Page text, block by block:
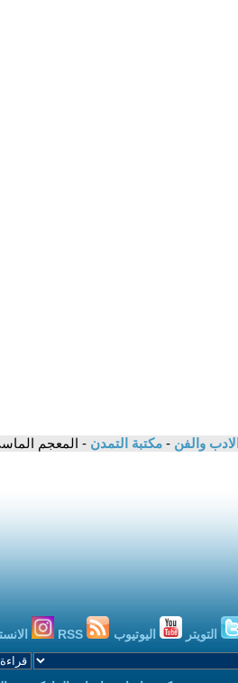
الادب والفن - مكتبة التمدن - المعجم
التويتر اليوتيوب